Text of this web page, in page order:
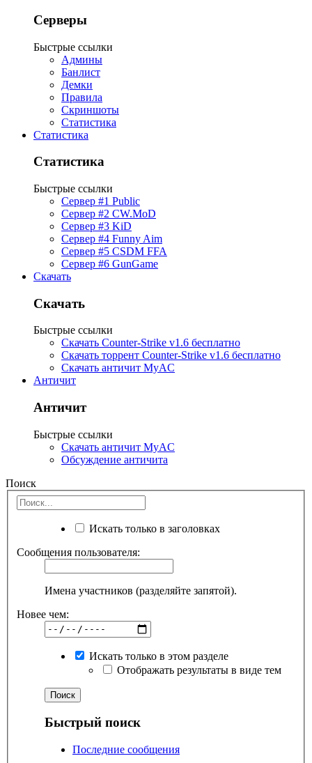
Серверы
Быстрые ссылки
Админы
Банлист
Демки
Правила
Скриншоты
Статистика
Статистика
Статистика
Быстрые ссылки
Сервер #1 Public
Сервер #2 CW.MoD
Сервер #3 KiD
Сервер #4 Funny Aim
Сервер #5 CSDM FFA
Сервер #6 GunGame
Скачать
Скачать
Быстрые ссылки
Скачать Counter-Strike v1.6 бесплатно
Скачать торрент Counter-Strike v1.6 бесплатно
Скачать античит MyAC
Античит
Античит
Быстрые ссылки
Скачать античит MyAC
Обсуждение античита
Поиск
Искать только в заголовках
Сообщения пользователя:
Имена участников (разделяйте запятой).
Новее чем:
Искать только в этом разделе
Отображать результаты в виде тем
Быстрый поиск
Последние сообщения